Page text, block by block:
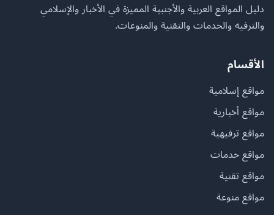
دليل المواقع العربية والأجنبية المميزة في الأخبار والإسلامي
والترفيه والخدمات والتقنية والمنوعات.
الأقسام
مواقع إسلامية
مواقع أخبارية
مواقع ترفيهية
مواقع خدمات
مواقع تقنية
مواقع منوعة